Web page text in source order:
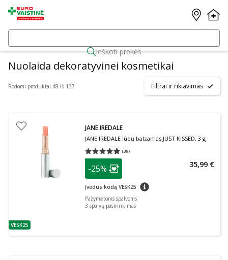
Ieškoti prekės
Nuolaida dekoratyvinei kosmetikai
Rodomi produktai 48 iš 137 Filtrai ir rikiavimas
patarimas
VESK25
JANE IREDALE
JANE IREDALE lūpų balzamas JUST KISSED, 3 g
(39)
Vidutinis įvertinimas 4.79
patarimas
Lojalumo klubo narių nuolaida
-25%
Įvedus kodą VESK25 patarimas
35,99 €
Pažymėtoms spalvoms
3 spalvų pasirinkimas